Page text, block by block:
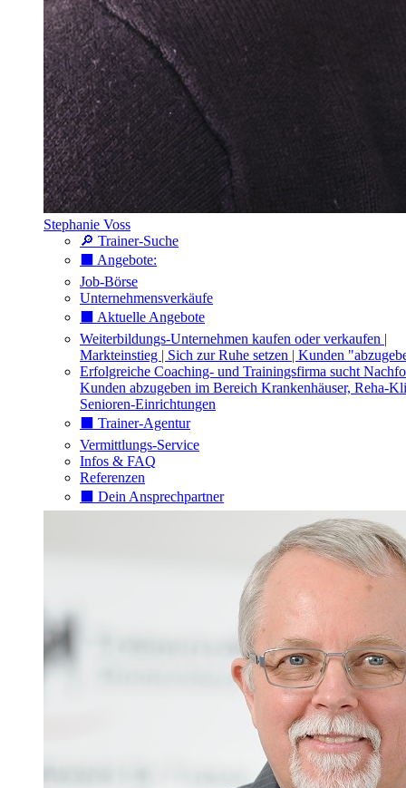
Stephanie Voss
🔎 Trainer-Suche
⬛️ Angebote:
Job-Börse
Unternehmensverkäufe
⬛️ Aktuelle Angebote
Weiterbildungs-Unternehmen kaufen oder verkaufen |
Markteinstieg | Sich zur Ruhe setzen | Kunden
Erfolgreiche Coaching- und Trainingsfirma sucht
Kunden abzugeben im Bereich Krankenhäuser, Reha-
Senioren-Einrichtungen
⬛️ Trainer-Agentur
Vermittlungs-Service
Infos & FAQ
Referenzen
⬛️ Dein Ansprechpartner